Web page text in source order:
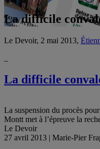
La difficile
Le Devoir, 2 mai 2013,
La difficile
La suspension du procès
Montt met à l’épreuve la
Le Devoir
27 avril 2013 | Marie-Pier